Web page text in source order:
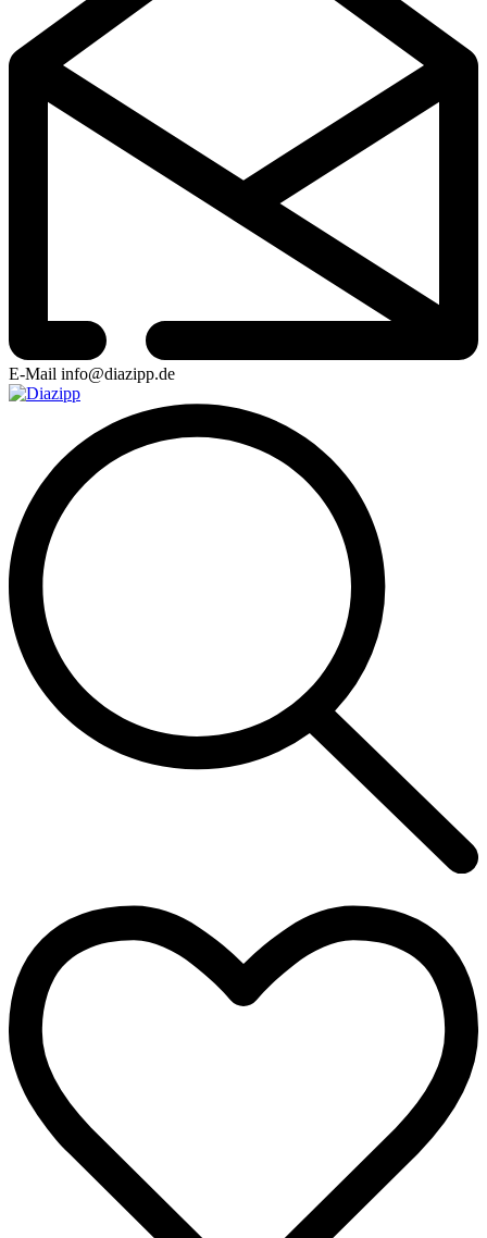
E-Mail info@diazipp.de